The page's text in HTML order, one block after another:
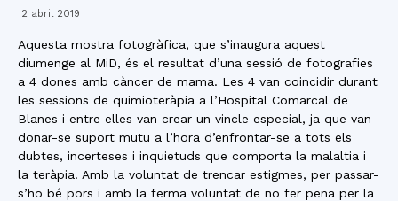
Maresme
2 abril 2019
Aquesta mostra fotogràfica, que s’inaugura aquest
diumenge al MiD, és el resultat d’una sessió de fotografies
a 4 dones amb càncer de mama. Les 4 van coincidir durant
les sessions de quimioteràpia a l’Hospital Comarcal de
Blanes i entre elles van crear un vincle especial, ja que van
donar-se suport mutu a l’hora d’enfrontar-se a tots els
dubtes, incerteses i inquietuds que comporta la malaltia i
la teràpia. Amb la voluntat de trencar estigmes, per passar-
s’ho bé pors i amb la ferma voluntat de no fer pena per la